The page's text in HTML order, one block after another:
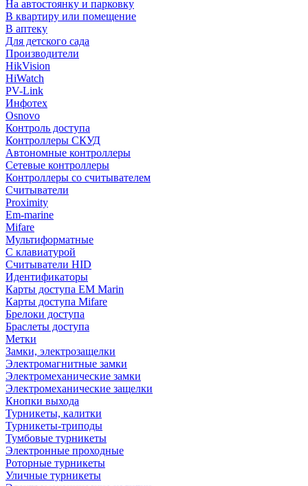
На автостоянку и парковку
В квартиру или помещение
В аптеку
Для детского сада
Производители
HikVision
HiWatch
PV-Link
Инфотех
Osnovo
Контроль доступа
Контроллеры СКУД
Автономные контроллеры
Сетевые контроллеры
Контроллеры со считывателем
Считыватели
Proximity
Em-marine
Mifare
Мультиформатные
С клавиатурой
Считыватели HID
Идентификаторы
Карты доступа EM Marin
Карты доступа Mifare
Брелоки доступа
Браслеты доступа
Метки
Замки, электрозащелки
Электромагнитные замки
Электромеханические замки
Электромеханические защелки
Кнопки выхода
Турникеты, калитки
Турникеты-триподы
Тумбовые турникеты
Электронные проходные
Роторные турникеты
Уличные турникеты